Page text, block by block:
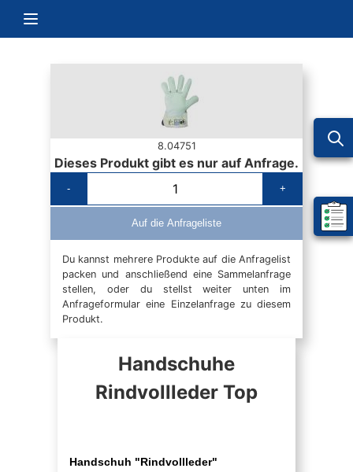
Navigation umschalten
Mein
8.04751
Dieses Produkt gibt es nur auf Anfrage.
- +
Auf die Anfrageliste
Du kannst mehrere Produkte auf die Anfragelist
packen und anschließend eine Sammelanfrage
stellen, oder du stellst weiter unten im
Anfrageformular eine Einzelanfrage zu diesem
Produkt.
Handschuhe
Rindvollleder Top
Handschuh "Rindvollleder"